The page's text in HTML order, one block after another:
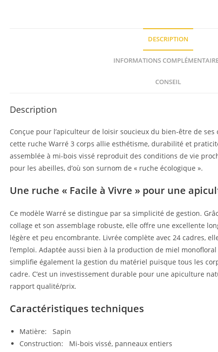
DESCRIPTION
INFORMATIONS
CONSEIL
Description
Conçue pour l’apiculteur de loisir soucieux du bien-être de ses
cette ruche Warré 3 corps allie esthétisme, durabilité et
assemblée à mi-bois vissé reproduit des conditions de vie
pour les abeilles, d’où son surnom de « ruche écologique ».
Une ruche « Facile à Vivre » pour une
Ce modèle Warré se distingue par sa simplicité de gestion.
collage et son assemblage robuste, elle offre une excellente
légère et peu encombrante. Livrée complète avec 24 cadres,
l’emploi. Adaptée aussi bien à la production de miel
simplifie également la gestion du matériel puisque tous les
cadre. C’est un investissement durable pour une apiculture
rapport qualité/prix.
Caractéristiques techniques
Matière: Sapin
Construction: Mi-bois vissé, panneaux entiers